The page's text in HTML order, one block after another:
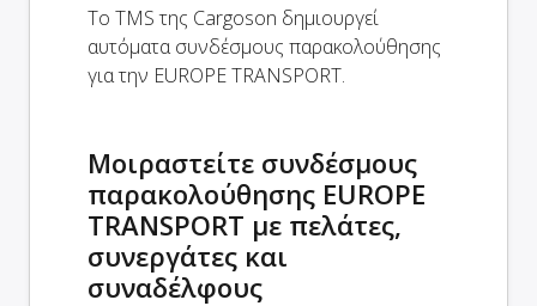
Το TMS της Cargoson δημιουργεί
αυτόματα συνδέσμους παρακολούθησης
για την EUROPE TRANSPORT.
Μοιραστείτε συνδέσμους
παρακολούθησης EUROPE
TRANSPORT με πελάτες,
συνεργάτες και
συναδέλφους